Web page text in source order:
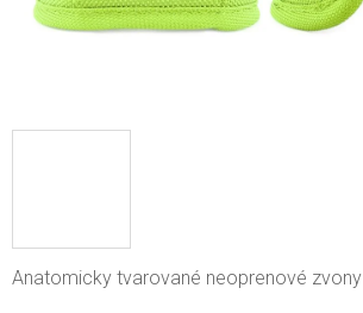
Anatomicky tvarované neoprenové zvony